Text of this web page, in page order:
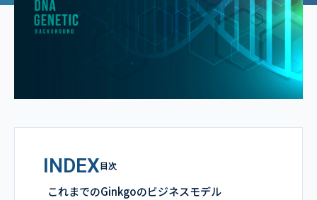
INDEX目次
これまでのGinkgoのビジネスモデル